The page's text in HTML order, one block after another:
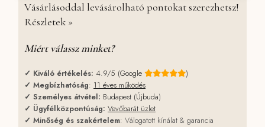
Vásárlásoddal levásárolható pontokat szerezhetsz!
Részletek »
Miért válassz minket?
✓ Kiváló értékelés: 4.9/5 (Google
)
✓ Megbízhatóság: 11 éves működés
✓ Személyes átvétel: Budapest (Újbuda)
✓ Ügyfélközpontúság: Vevőbarát üzlet
✓ Minőség és szakértelem: Válogatott kínálat & garancia